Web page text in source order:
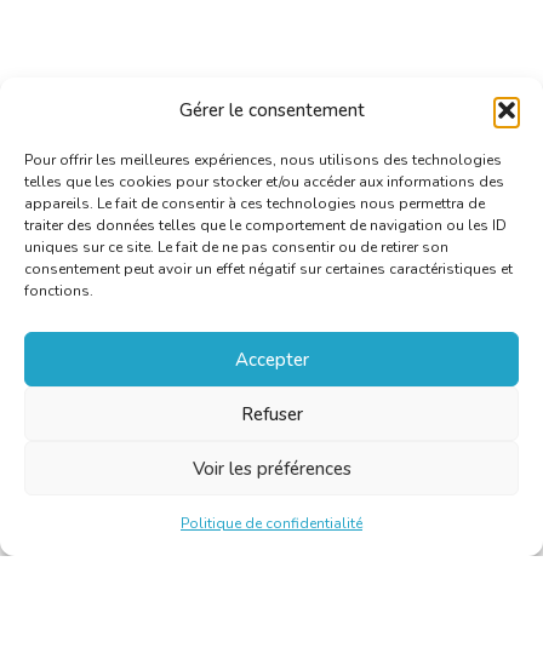
Gérer le consentement
Pour offrir les meilleures expériences, nous utilisons des technologies
telles que les cookies pour stocker et/ou accéder aux informations des
appareils. Le fait de consentir à ces technologies nous permettra de
traiter des données telles que le comportement de navigation ou les ID
uniques sur ce site. Le fait de ne pas consentir ou de retirer son
consentement peut avoir un effet négatif sur certaines caractéristiques et
fonctions.
Accepter
Refuser
Voir les préférences
Politique de confidentialité